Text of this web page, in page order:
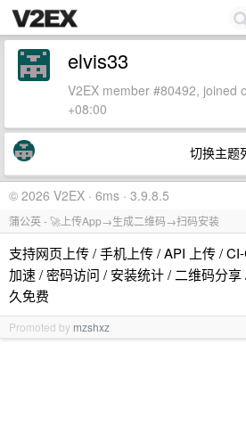
elvis33
V2EX member #80492, joined
+08:00
切换主题
© 2026 V2EX · 6ms · 3.9.8.5
蒲公英 - 🚀上传App→生成二维码→扫码安装
支持网页上传 / 手机上传 / API 上传 /
加速 / 密码访问 / 安装统计 / 二维码分
久免费
Promoted by mzshxz